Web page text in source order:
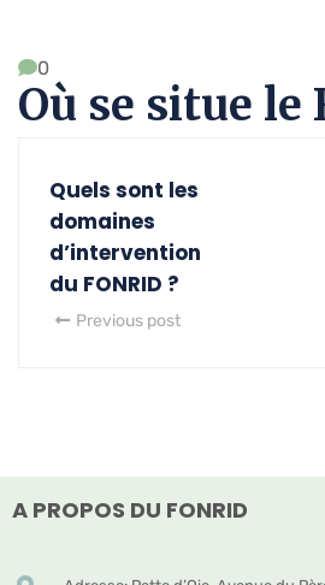
0
Où se situe le
Quels sont les
domaines
d’intervention
du FONRID ?
Previous post
A PROPOS DU FONRID